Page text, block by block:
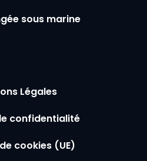
sous marine
Légales
confidentialité
cookies (UE)